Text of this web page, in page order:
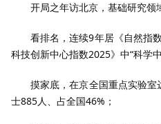
开局之年访北京，基础研究
看排名，连续9年居《自然指
科技创新中心指数2025》中“科学
摸家底，在京全国重点实验
士885人、占全国46%；